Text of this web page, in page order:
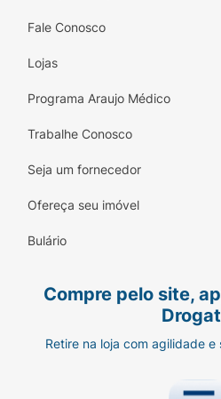
Fale Conosco
Lojas
Programa Araujo Médico
Trabalhe Conosco
Seja um fornecedor
Ofereça seu imóvel
Bulário
Compre pelo site,
Retire na loja com agilidade